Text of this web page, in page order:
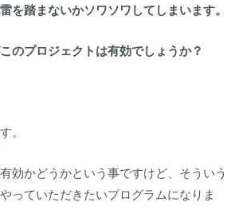
を踏まないかソワソワしてしまいます。
のプロジェクトは有効でしょうか？
。
効かどうかという事ですけど、そういう
っていただきたいプログラムになりま